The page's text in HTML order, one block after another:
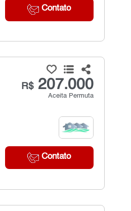
Contato
R$207.000
Aceita Permuta
Contato